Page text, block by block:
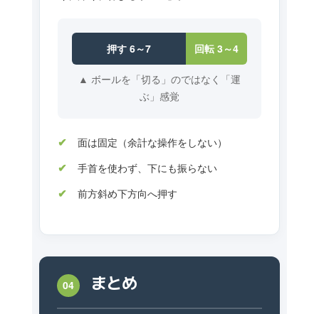
押す 6～7 回転 3～4
▲ ボールを「切る」のではなく「運
ぶ」感覚
面は固定（余計な操作をしない）
手首を使わず、下にも振らない
前方斜め下方向へ押す
04 まとめ